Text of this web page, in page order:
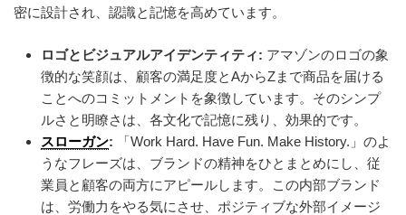
密に設計され、認識と記憶を高めています。
ロゴとビジュアルアイデンティティ: アマゾンのロゴの象
徴的な笑顔は、顧客の満足度とAからZまで商品を届ける
ことへのコミットメントを象徴しています。そのシンプ
ルさと明瞭さは、各文化で記憶に残り、効果的です。
スローガン: 「Work Hard. Have Fun. Make History.」のよ
うなフレーズは、ブランドの精神をひとまとめにし、従
業員と顧客の両方にアピールします。この内部ブランド
は、労働力をやる気にさせ、ポジティブな外部イメージ